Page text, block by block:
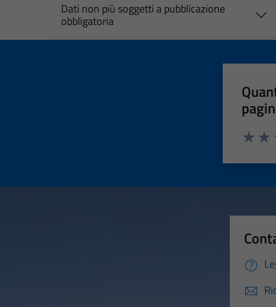
Dati non più soggetti a pubblicazione
obbligatoria